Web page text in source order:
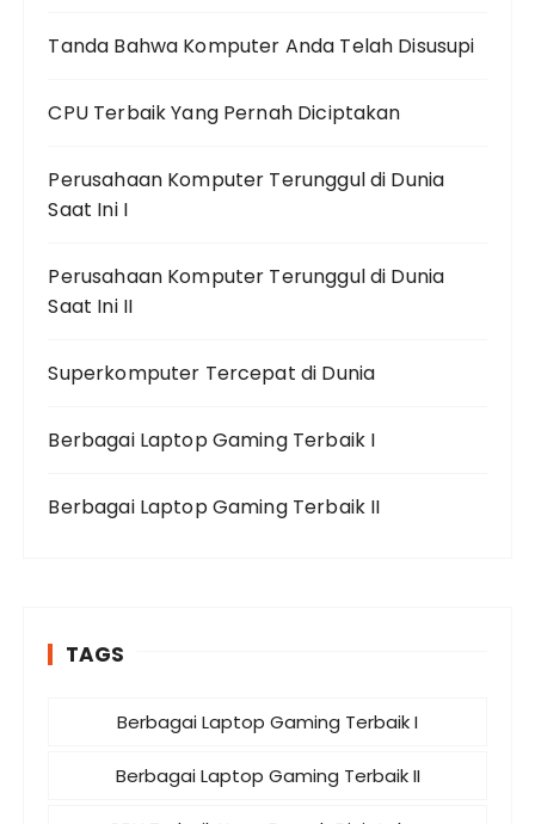
Tanda Bahwa Komputer Anda Telah Disusupi
CPU Terbaik Yang Pernah Diciptakan
Perusahaan Komputer Terunggul di Dunia
Saat Ini I
Perusahaan Komputer Terunggul di Dunia
Saat Ini II
Superkomputer Tercepat di Dunia
Berbagai Laptop Gaming Terbaik I
Berbagai Laptop Gaming Terbaik II
TAGS
Berbagai Laptop Gaming Terbaik I
Berbagai Laptop Gaming Terbaik II